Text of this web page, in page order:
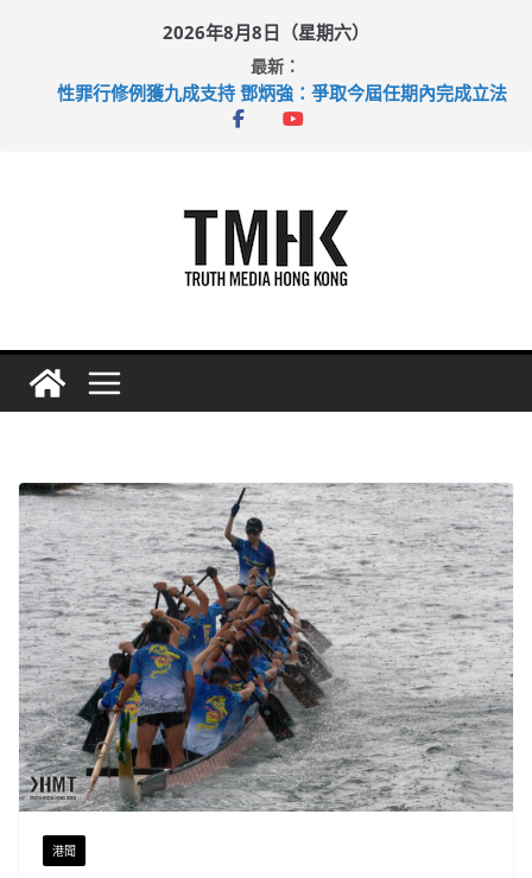
content
2026年8月8日（星期六）
最新：
拜仁熱身賽挫維拉 啟德主場館奪錦標
性罪行修例獲九成支持 鄧炳強：爭取今屆任期內完成立法
涉造假公屋富戶申報表 倉管員准保釋候訊
港聞